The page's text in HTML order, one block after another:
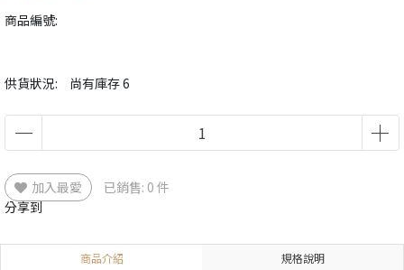
商品編號:
供貨狀況: 尚有庫存 6
加入最愛
已銷售: 0 件
分享到
商品介紹 規格說明